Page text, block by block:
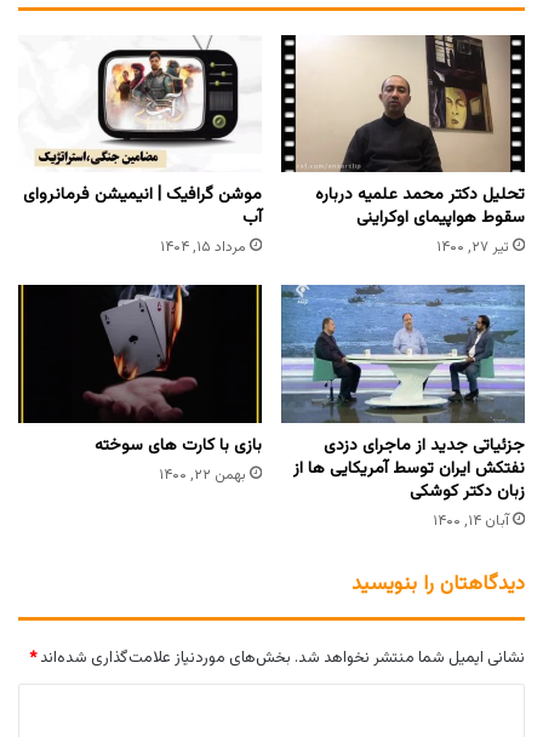
تحلیل دکتر محمد علمیه درباره
سقوط هواپیمای اوکراینی
تیر ۲۷, ۱۴۰۰
موشن گرافیک | انیمیشن فرمانروای
آب
مرداد ۱۵, ۱۴۰۴
جزئیاتی جدید از ماجرای دزدی
نفتکش ایران توسط آمریکایی ها از
زبان دکتر کوشکی
آبان ۱۴, ۱۴۰۰
بازی با کارت های سوخته
بهمن ۲۲, ۱۴۰۰
دیدگاهتان را بنویسید
نشانی ایمیل شما منتشر نخواهد شد. بخش‌های موردنیاز علامت‌گذاری شده‌اند*